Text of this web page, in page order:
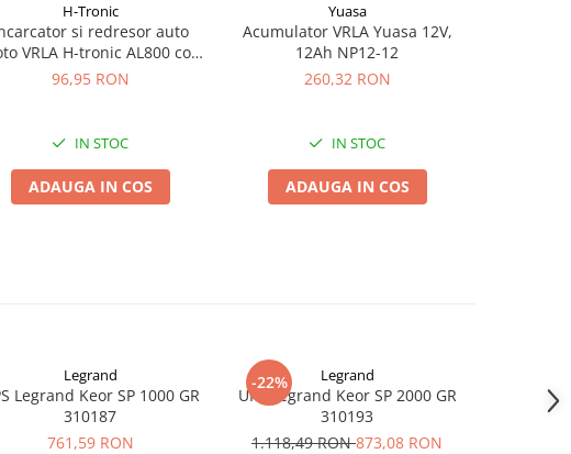
H-Tronic
si redresor auto
VRLA H-tronic AL800 cod
2243218
96,95 RON
IN STOC
ADAUGA IN COS
Yuasa
Acumulator VRLA Yuasa 12V,
12Ah NP12-12
260,32 RON
IN STOC
ADAUGA IN COS
Legrand
Legrand Keor SP 1000 GR
310187
761,59 RON
-22% Legrand
UPS Legrand Keor SP 2000 GR
310193
1.118,49 RON873,08 RON
UPS SPS